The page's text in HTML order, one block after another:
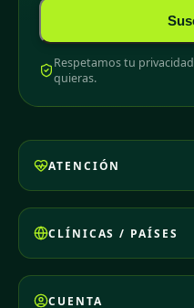
Respetamos tu
quieras.
ATENCIÓN
CLÍNICAS / PAÍSES
CUENTA